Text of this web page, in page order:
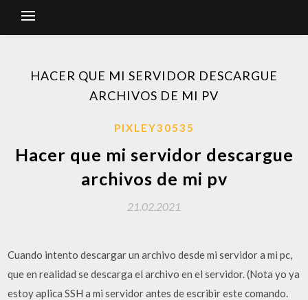
HACER QUE MI SERVIDOR DESCARGUE
ARCHIVOS DE MI PV
PIXLEY30535
Hacer que mi servidor descargue
archivos de mi pv
21.02.2021
Cuando intento descargar un archivo desde mi servidor a mi pc,
que en realidad se descarga el archivo en el servidor. (Nota yo ya
estoy aplica SSH a mi servidor antes de escribir este comando.